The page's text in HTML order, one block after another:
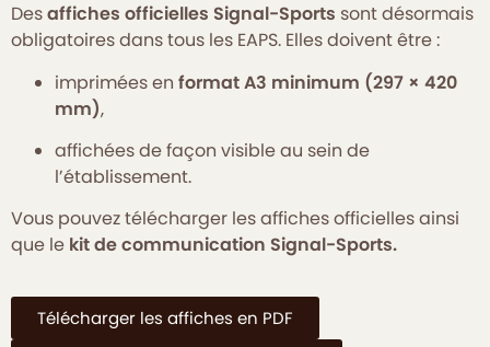
Desaffiches officielles Signal-Sports sont désormais
obligatoires dans tous les EAPS. Elles doivent être :
imprimées en format A3 minimum (297 × 420
mm),
affichées de façon visible au sein de
l’établissement.
Vous pouvez télécharger les affiches officielles ainsi
que le kit de communication Signal-Sports.
Télécharger les affiches en PDF